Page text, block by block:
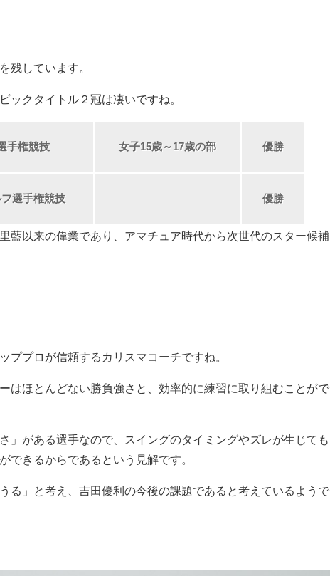
残しています。
クタイトル２冠は凄いですね。
手権競技 女子15歳～17歳の部 優勝
選手権競技 優勝
藍以来の偉業であり、アマチュア時代から次世代のスター候補
ププロが信頼するカリスマコーチですね。
はほとんどない勝負強さと、効率的に練習に取り組むことがで
」がある選手なので、スイングのタイミングやズレが生じても
できるからであるという見解です。
る」と考え、吉田優利の今後の課題であると考えているようで